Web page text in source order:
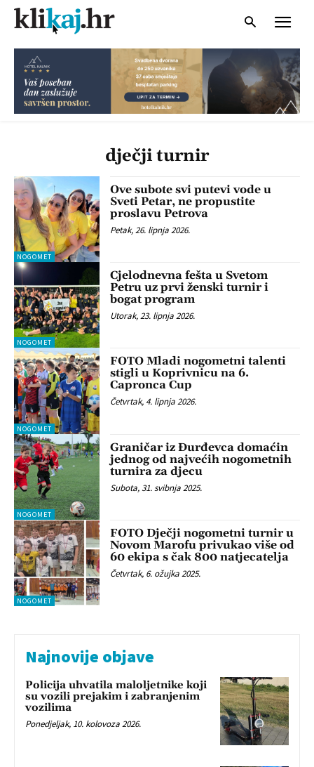
dječji turnir
NOGOMET
Ove subote svi putevi vode u
Sveti Petar, ne propustite
proslavu Petrova
Petak, 26. lipnja 2026.
NOGOMET
Cjelodnevna fešta u Svetom
Petru uz prvi ženski turnir i
bogat program
Utorak, 23. lipnja 2026.
NOGOMET
FOTO Mladi nogometni talenti
stigli u Koprivnicu na 6.
Capronca Cup
Četvrtak, 4. lipnja 2026.
NOGOMET
Graničar iz Đurđevca domaćin
jednog od najvećih nogometnih
turnira za djecu
Subota, 31. svibnja 2025.
NOGOMET
FOTO Dječji nogometni turnir u
Novom Marofu privukao više od
60 ekipa s čak 800 natjecatelja
Četvrtak, 6. ožujka 2025.
Najnovije objave
Policija uhvatila maloljetnike koji
su vozili prejakim i zabranjenim
vozilima
Ponedjeljak, 10. kolovoza 2026.